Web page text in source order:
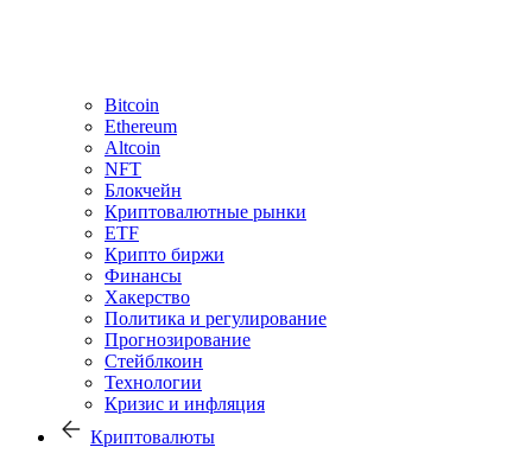
Bitcoin
Ethereum
Altcoin
NFT
Блокчейн
Криптовалютные рынки
ETF
Крипто биржи
Финансы
Хакерство
Политика и регулирование
Прогнозирование
Стейблкоин
Технологии
Кризис и инфляция
Криптовалюты